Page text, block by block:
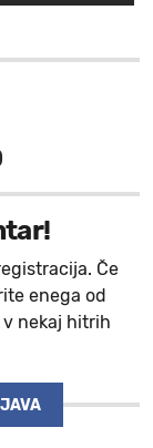
Če
enega od
nekaj hitrih